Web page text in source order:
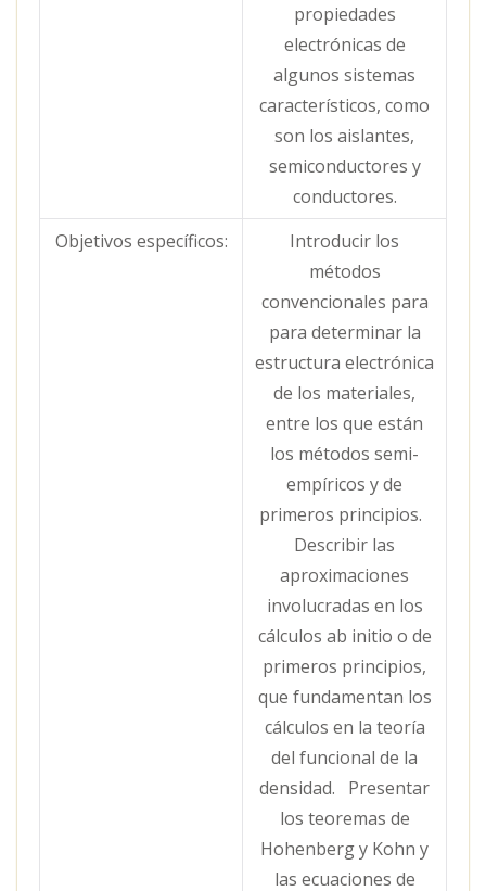
propiedades
electrónicas de
algunos sistemas
característicos, como
son los aislantes,
semiconductores y
conductores.
Objetivos específicos:
Introducir los
métodos
convencionales para
para determinar la
estructura electrónica
de los materiales,
entre los que están
los métodos semi-
empíricos y de
primeros principios.
Describir las
aproximaciones
involucradas en los
cálculos ab initio o de
primeros principios,
que fundamentan los
cálculos en la teoría
del funcional de la
densidad. Presentar
los teoremas de
Hohenberg y Kohn y
las ecuaciones de